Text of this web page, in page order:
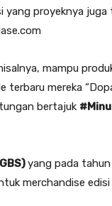
yang proyeknya
mampu
terbaru mereka
bertajuk
yang pada
merchandise